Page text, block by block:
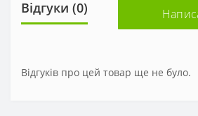
Відгуки (0)
Відгуків про цей товар ще не було.